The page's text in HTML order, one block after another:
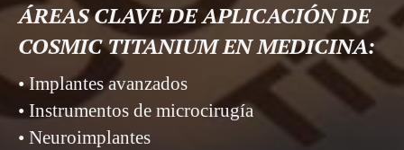
ÁREAS CLAVE DE APLICACIÓN DE
COSMIC TITANIUM EN MEDICINA:
• Implantes avanzados
• Instrumentos de microcirugía
• Neuroimplantes